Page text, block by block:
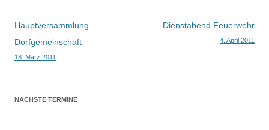
Beitragsnavigation
Hauptversammlung
Dorfgemeinschaft
18. März 2011
Dienstabend Feuerwehr
4. April 2011
NÄCHSTE TERMINE